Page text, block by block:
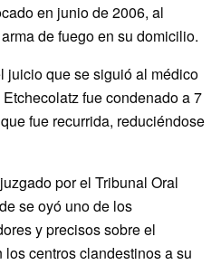
en junio de 2006, al
de fuego en su domicilio.
juicio que se siguió al médico
fue condenado a 7
fue recurrida, reduciéndose
por el Tribunal Oral
se oyó uno de los
y precisos sobre el
centros clandestinos a su